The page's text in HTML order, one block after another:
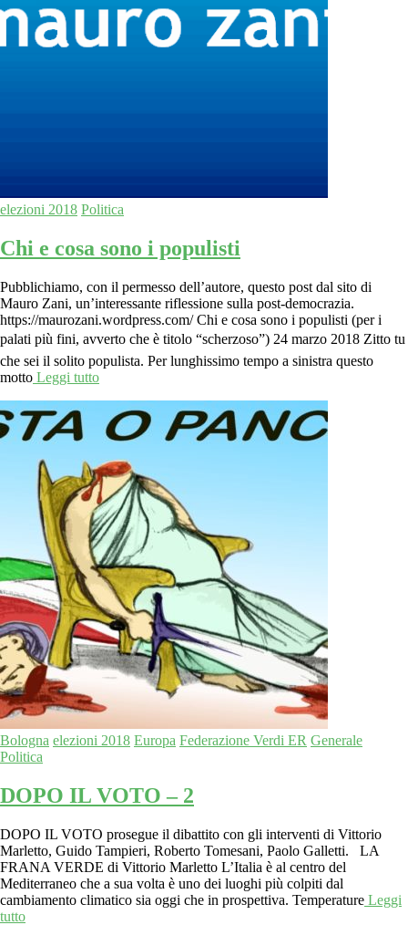
elezioni 2018 Politica
Chi e cosa sono i populisti
Pubblichiamo, con il permesso dell’autore, questo post dal sito di
Mauro Zani, un’interessante riflessione sulla post-democrazia.
https://maurozani.wordpress.com/ Chi e cosa sono i populisti (per i
palati più fini, avverto che è titolo “scherzoso”) 24 marzo 2018 Zitto tu
che sei il solito populista. Per lunghissimo tempo a sinistra questo
motto Leggi tutto
Bologna elezioni 2018 Europa Federazione Verdi ER Generale
Politica
DOPO IL VOTO – 2
DOPO IL VOTO prosegue il dibattito con gli interventi di Vittorio
Marletto, Guido Tampieri, Roberto Tomesani, Paolo Galletti. LA
FRANA VERDE di Vittorio Marletto L’Italia è al centro del
Mediterraneo che a sua volta è uno dei luoghi più colpiti dal
cambiamento climatico sia oggi che in prospettiva. Temperature Leggi
tutto